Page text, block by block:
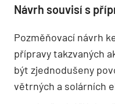
Návrh souvisí s
Pozměňovací návrh
přípravy takzvaných
být zjednodušeny
větrných a solárních